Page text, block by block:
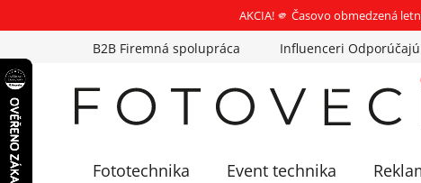
AKCIA! 🫵 Časovo obmedzená
na
obsah
B2B Firemná spolupráca Influenceri Odporúčajú
Fototechnika Event technika